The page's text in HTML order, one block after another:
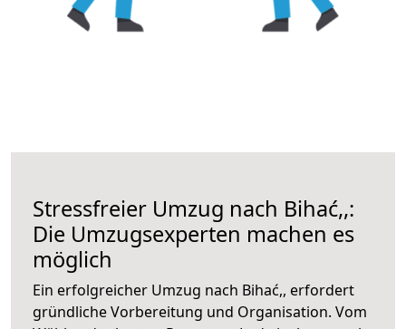
Stressfreier Umzug nach Bihać,,:
Die Umzugsexperten machen es
möglich
Ein erfolgreicher Umzug nach Bihać,, erfordert
gründliche Vorbereitung und Organisation. Vom